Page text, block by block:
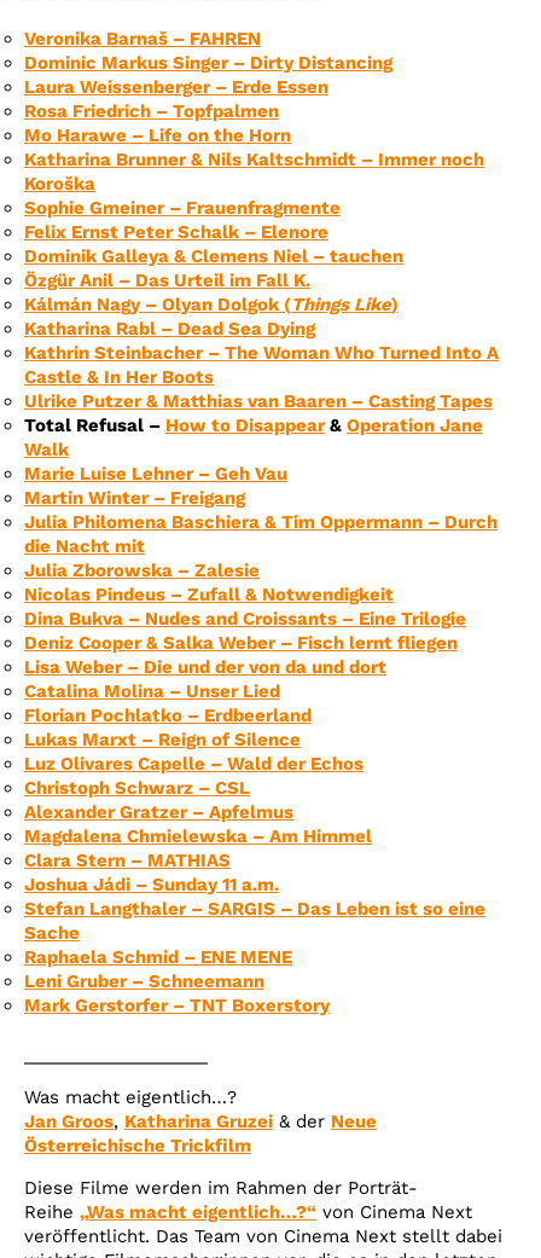
Veronika Barnaš – FAHREN
Dominic Markus Singer – Dirty Distancing
Laura Weissenberger – Erde Essen
Rosa Friedrich – Topfpalmen
Mo Harawe – Life on the Horn
Katharina Brunner & Nils Kaltschmidt – Immer noch
Koroška
Sophie Gmeiner – Frauenfragmente
Felix Ernst Peter Schalk – Elenore
Dominik Galleya & Clemens Niel – tauchen
Özgür Anil – Das Urteil im Fall K.
Kálmán Nagy – Olyan Dolgok (Things Like)
Katharina Rabl – Dead Sea Dying
Kathrin Steinbacher – The Woman Who Turned Into A
Castle & In Her Boots
Ulrike Putzer & Matthias van Baaren – Casting Tapes
Total Refusal – How to Disappear& Operation Jane
Walk
Marie Luise Lehner – Geh Vau
Martin Winter – Freigang
Julia Philomena Baschiera & Tim Oppermann – Durch
die Nacht mit
Julia Zborowska – Zalesie
Nicolas Pindeus – Zufall & Notwendigkeit
Dina Bukva – Nudes and Croissants – Eine Trilogie
Deniz Cooper & Salka Weber – Fisch lernt fliegen
Lisa Weber – Die und der von da und dort
Catalina Molina – Unser Lied
Florian Pochlatko – Erdbeerland
Lukas Marxt – Reign of Silence
Luz Olivares Capelle – Wald der Echos
Christoph Schwarz – CSL
Alexander Gratzer – Apfelmus
Magdalena Chmielewska – Am Himmel
Clara Stern – MATHIAS
Joshua Jádi – Sunday 11 a.m.
Stefan Langthaler – SARGIS – Das Leben ist so eine
Sache
Raphaela Schmid – ENE MENE
Leni Gruber – Schneemann
Mark Gerstorfer – TNT Boxerstory
Was macht eigentlich…?
Jan Groos, Katharina Gruzei & der Neue
Österreichische Trickfilm
Diese Filme werden im Rahmen der Porträt-
Reihe „Was macht eigentlich…?“ von Cinema Next
veröffentlicht. Das Team von Cinema Next stellt dabei